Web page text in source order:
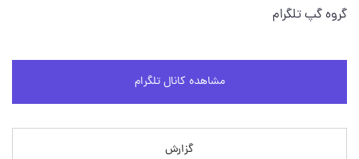
گروه گپ تلگرام
مشاهده کانال تلگرام
گزارش